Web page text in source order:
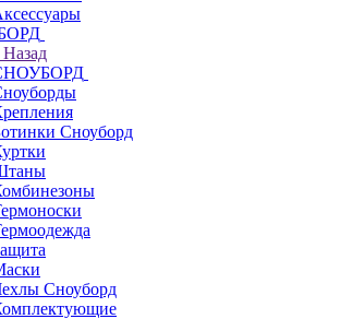
Назад
Сноуборд
Сноуборд